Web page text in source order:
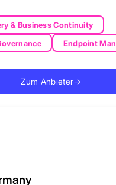
& Business Continuity
Endpoint
Zum Anbieter→